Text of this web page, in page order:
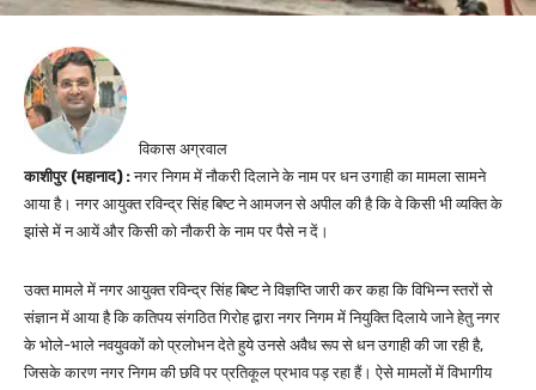
विकास अग्रवाल
काशीपुर (महानाद) :नगर निगम में नौकरी दिलाने के नाम पर धन उगाही का मामला सामने
आया है। नगर आयुक्त रविन्द्र सिंह बिष्ट ने आमजन से अपील की है कि वे किसी भी व्यक्ति के
झांसे में न आयें और किसी को नौकरी के नाम पर पैसे न दें।
उक्त मामले में नगर आयुक्त रविन्द्र सिंह बिष्ट ने विज्ञप्ति जारी कर कहा कि विभिन्न स्तरों से
संज्ञान में आया है कि कतिपय संगठित गिरोह द्वारा नगर निगम में नियुक्ति दिलाये जाने हेतु नगर
के भोले-भाले नवयुवकों को प्रलोभन देते हुये उनसे अवैध रूप से धन उगाही की जा रही है,
जिसके कारण नगर निगम की छवि पर प्रतिकूल प्रभाव पड़ रहा हैं। ऐसे मामलों में विभागीय